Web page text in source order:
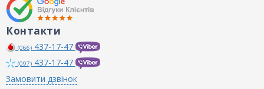
Контакти
(066) 437-17-47
(097) 437-17-47
Замовити дзвінок